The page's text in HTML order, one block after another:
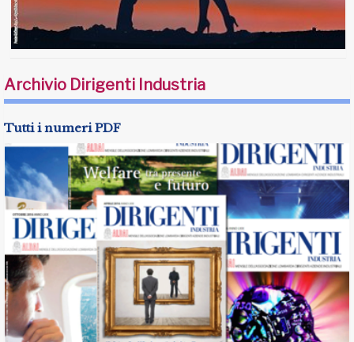
Archivio Dirigenti Industria
Tutti i numeri PDF